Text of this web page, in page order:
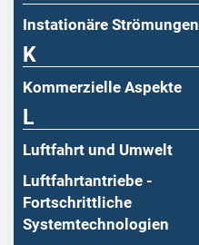
Instationäre Strömungen
K
Kommerzielle Aspekte
L
Luftfahrt und Umwelt
Luftfahrtantriebe -
Fortschrittliche
Systemtechnologien